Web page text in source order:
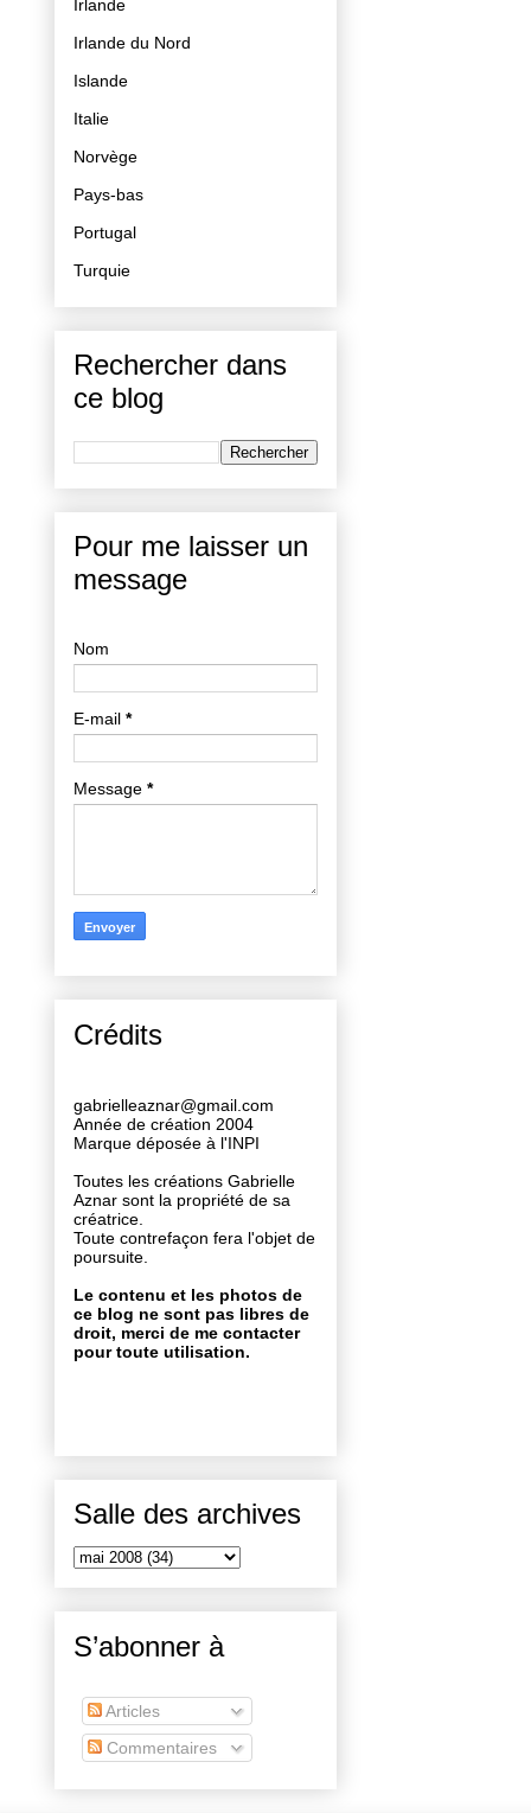
Irlande
Irlande du Nord
Islande
Italie
Norvège
Pays-bas
Portugal
Turquie
Rechercher dans
ce blog
Pour me laisser un
message
Nom
E-mail *
Message *
Crédits
gabrielleaznar@gmail.com
Année de création 2004
Marque déposée à l'INPI
Toutes les créations Gabrielle
Aznar sont la propriété de sa
créatrice.
Toute contrefaçon fera l'objet de
poursuite.
Le contenu et les photos de
ce blog ne sont pas libres de
droit, merci de me contacter
pour toute utilisation.
Salle des archives
S’abonner à
Articles
Commentaires